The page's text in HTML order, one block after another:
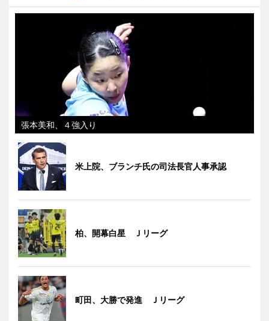
張本美和、４強入り
米上院、ブランチ氏の司法長官人事承認
柏、開幕白星 Ｊリーグ
町田、大勝で発進 Ｊリーグ